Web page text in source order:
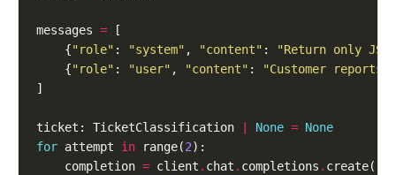
messages =
    {
"role" : "system" , "content" :
"Return only
    {
"role" : "user" , "content" :
"Customer
ticket: TicketClassification None = None
for attempt in range(2
    completion
= client . chat . completions .